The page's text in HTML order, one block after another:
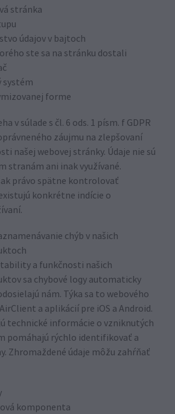
stránka
údajov v bajtoch
ste sa na stránku dostali
systém
forme
v súlade s čl. 6 ods. 1 písm. f GDPR
záujmu na zlepšovaní
našej webovej stránky. Údaje nie sú
stranám ani inak využívané.
právo spätne kontrolovať
konkrétne indície o
chýb v našich
a funkčnosti našich
sa chybové logy automaticky
nám. Týka sa to webového
a aplikácií pre iOS a Android.
technické informácie o vzniknutých
pomáhajú rýchlo identifikovať a
Zhromaždené údaje môžu zahŕňať
komponenta